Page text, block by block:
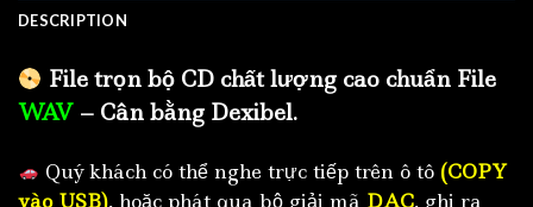
DESCRIPTION
File trọn bộ CD chất lượng cao chuẩn File
WAV – Cân bằng Dexibel.
Quý khách có thể nghe trực tiếp trên ô tô (COPY
vào USB), hoặc phát qua bộ giải mã DAC, ghi ra